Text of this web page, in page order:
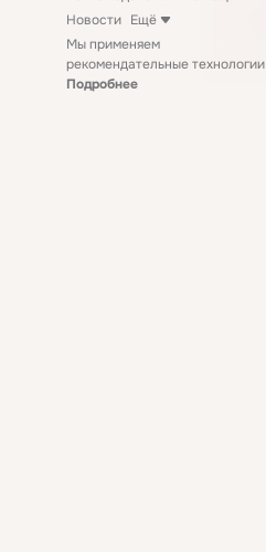
Новости Ещё
Мы применяем
рекомендательные технологии
Подробнее